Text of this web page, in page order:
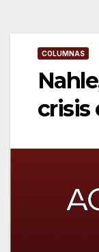
COLUMNAS
crisis